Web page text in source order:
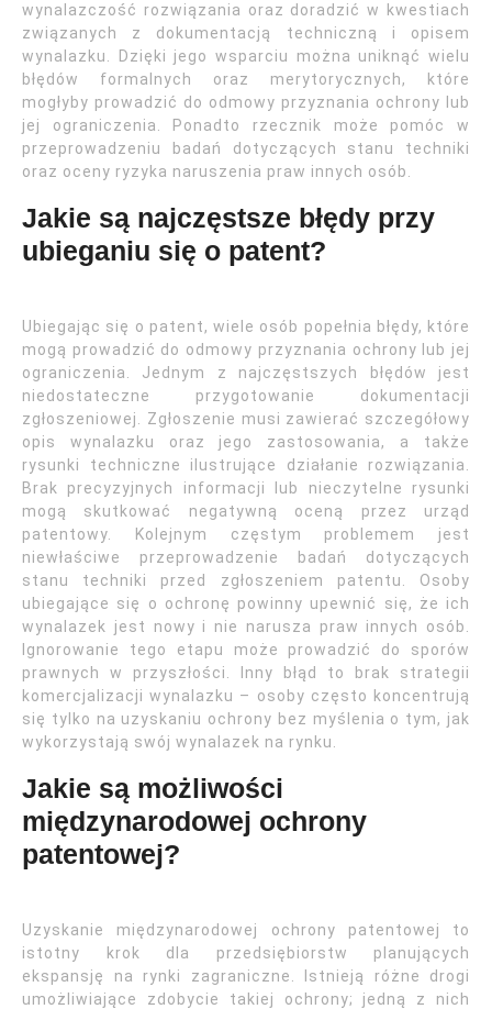
wynalazczość rozwiązania oraz doradzić w kwestiach
związanych z dokumentacją techniczną i opisem
wynalazku. Dzięki jego wsparciu można uniknąć wielu
błędów formalnych oraz merytorycznych, które
mogłyby prowadzić do odmowy przyznania ochrony lub
jej ograniczenia. Ponadto rzecznik może pomóc w
przeprowadzeniu badań dotyczących stanu techniki
oraz oceny ryzyka naruszenia praw innych osób.
Jakie są najczęstsze błędy przy
ubieganiu się o patent?
Ubiegając się o patent, wiele osób popełnia błędy, które
mogą prowadzić do odmowy przyznania ochrony lub jej
ograniczenia. Jednym z najczęstszych błędów jest
niedostateczne przygotowanie dokumentacji
zgłoszeniowej. Zgłoszenie musi zawierać szczegółowy
opis wynalazku oraz jego zastosowania, a także
rysunki techniczne ilustrujące działanie rozwiązania.
Brak precyzyjnych informacji lub nieczytelne rysunki
mogą skutkować negatywną oceną przez urząd
patentowy. Kolejnym częstym problemem jest
niewłaściwe przeprowadzenie badań dotyczących
stanu techniki przed zgłoszeniem patentu. Osoby
ubiegające się o ochronę powinny upewnić się, że ich
wynalazek jest nowy i nie narusza praw innych osób.
Ignorowanie tego etapu może prowadzić do sporów
prawnych w przyszłości. Inny błąd to brak strategii
komercjalizacji wynalazku – osoby często koncentrują
się tylko na uzyskaniu ochrony bez myślenia o tym, jak
wykorzystają swój wynalazek na rynku.
Jakie są możliwości
międzynarodowej ochrony
patentowej?
Uzyskanie międzynarodowej ochrony patentowej to
istotny krok dla przedsiębiorstw planujących
ekspansję na rynki zagraniczne. Istnieją różne drogi
umożliwiające zdobycie takiej ochrony; jedną z nich